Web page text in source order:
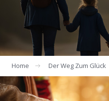
Home Der Weg Zum Glück